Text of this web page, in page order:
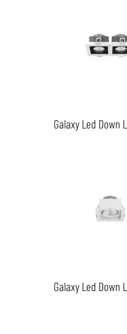
Galaxy Led Down
Galaxy Led Down